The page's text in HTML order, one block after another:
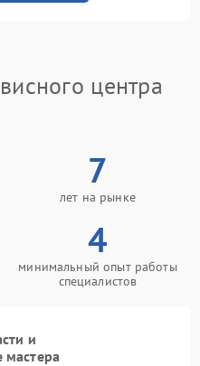
центра
7
лет на рынке
4
минимальный опыт работы
специалистов
и
мастера